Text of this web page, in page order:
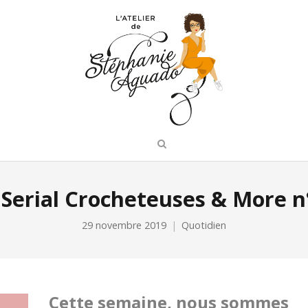
Crocheteuses & More
29 novembre 2019 Quotidien
Cette semaine, nous sommes